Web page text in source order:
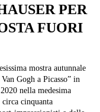
PER
FUORI
mostra autunnale
Gogh a Picasso” in
nella medesima
circa cinquanta